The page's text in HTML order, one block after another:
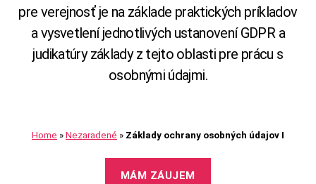
pre verejnosť je na základe praktických príkladov
a vysvetlení jednotlivých ustanovení GDPR a
judikatúry základy z tejto oblasti pre prácu s
osobnými údajmi.
Home »Nezaradené » Základy ochrany osobných údajov I
MÁM ZÁUJEM